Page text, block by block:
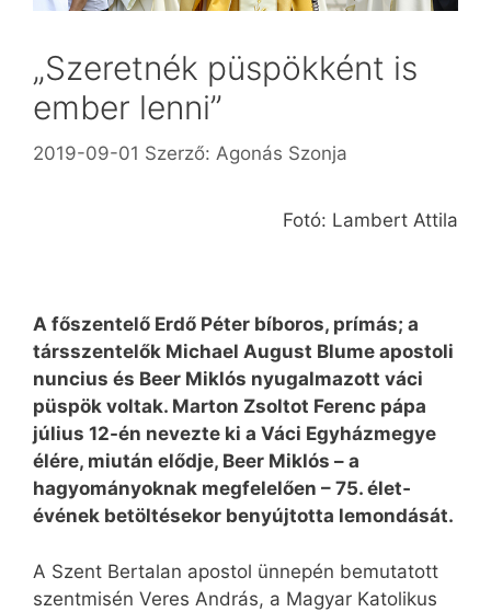
„Szeretnék püspökként is
ember lenni”
2019-09-01 Szerző: Agonás Szonja
Fotó: Lambert Attila
A főszentelő Erdő Péter bíboros, prímás; a
társszentelők Michael August Blume apostoli
nuncius és Beer Miklós nyugalmazott váci
püspök voltak. Marton Zsoltot Ferenc pápa
július 12-én nevezte ki a Váci Egyházmegye
élére, miután elődje, Beer Miklós – a
hagyományoknak megfelelően – 75. élet­
évének betöltésekor benyújtotta lemondását.
A Szent Bertalan apostol ünnepén bemutatott
szentmisén Veres András, a Magyar Katolikus